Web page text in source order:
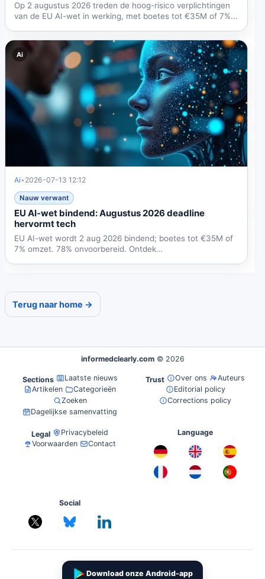
Op 2 augustus 2026 treden de hoog-risico verplichtingen
van de EU AI-wet in werking, met boetes tot €35M of 7%...
Ai
Ai• 2026-07-13 12:12
Nauw verwant
EU AI-wet bindend: Augustus 2026 deadline
hervormt tech
EU AI-wet wordt 2 aug 2026 bindend; boetes tot €35M of
7% omzet. 78% onvoorbereid. Ontdek
Terug naar home →
informedclearly.com © 2026
Sections
Laatste nieuws
Artikelen
Categorieën
Zoeken
Dagelijkse samenvatting
Trust Over ons
Auteurs
Editorial policy
Corrections policy
Legal
Privacybeleid
Voorwaarden
Contact
Language
Social
Download onze Android-app